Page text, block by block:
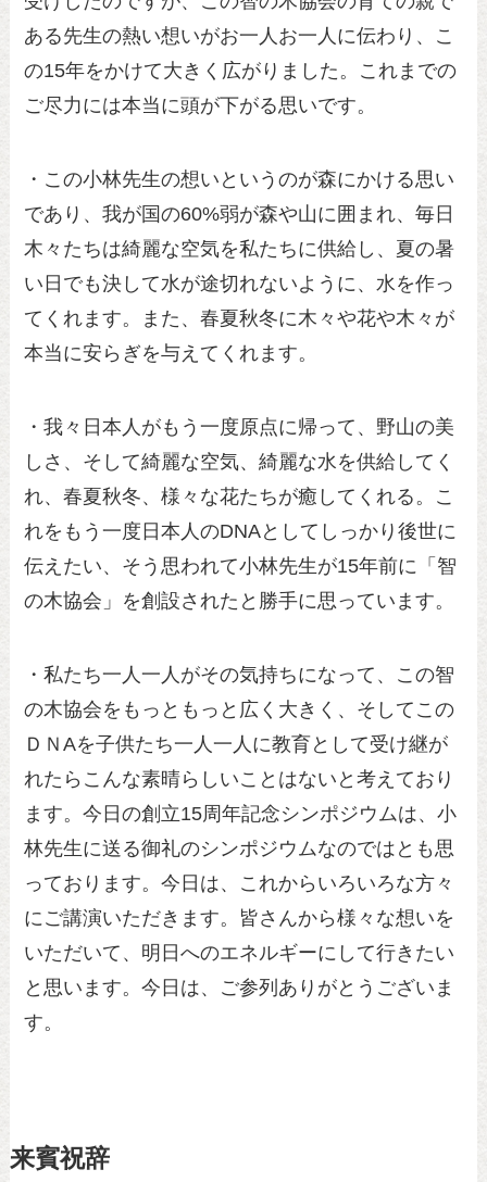
ある先生の熱い想いがお一人お一人に伝わり、こ
の15年をかけて大きく広がりました。これまでの
ご尽力には本当に頭が下がる思いです。
・この小林先生の想いというのが森にかける思い
であり、我が国の60%弱が森や山に囲まれ、毎日
木々たちは綺麗な空気を私たちに供給し、夏の暑
い日でも決して水が途切れないように、水を作っ
てくれます。また、春夏秋冬に木々や花や木々が
本当に安らぎを与えてくれます。
・我々日本人がもう一度原点に帰って、野山の美
しさ、そして綺麗な空気、綺麗な水を供給してく
れ、春夏秋冬、様々な花たちが癒してくれる。こ
れをもう一度日本人のDNAとしてしっかり後世に
伝えたい、そう思われて小林先生が15年前に「智
の木協会」を創設されたと勝手に思っています。
・私たち一人一人がその気持ちになって、この智
の木協会をもっともっと広く大きく、そしてこの
ＤＮAを子供たち一人一人に教育として受け継が
れたらこんな素晴らしいことはないと考えており
ます。今日の創立15周年記念シンポジウムは、小
林先生に送る御礼のシンポジウムなのではとも思
っております。今日は、これからいろいろな方々
にご講演いただきます。皆さんから様々な想いを
いただいて、明日へのエネルギーにして行きたい
と思います。今日は、ご参列ありがとうございま
す。
来賓祝辞